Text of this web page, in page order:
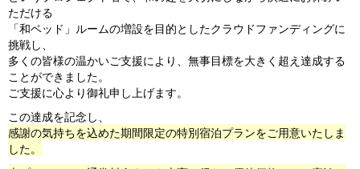
s
ただける
「和ベッド」ルームの増設を目的としたクラウドファンディングに
挑戦し、
多くの皆様の温かいご支援により、無事目標を大きく超え達成する
ことができました。
ご支援に心より御礼申し上げます。
この達成を記念し、
感謝の気持ちを込めた期間限定の特別宿泊プランをご用意いたしま
した。